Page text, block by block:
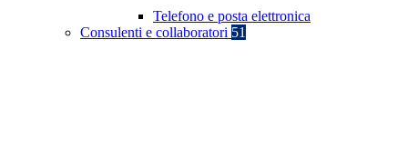
Telefono e posta elettronica
Consulenti e collaboratori 51